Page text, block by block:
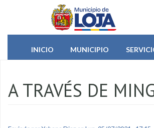
Pasar al contenido principal
INICIO
MUNICIPIO
A TRAVÉS DE